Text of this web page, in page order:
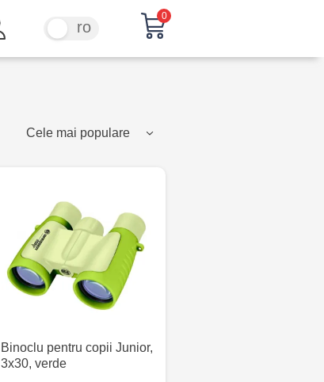
ro
0
Cele mai populare
Binoclu pentru copii Junior,
3x30, verde